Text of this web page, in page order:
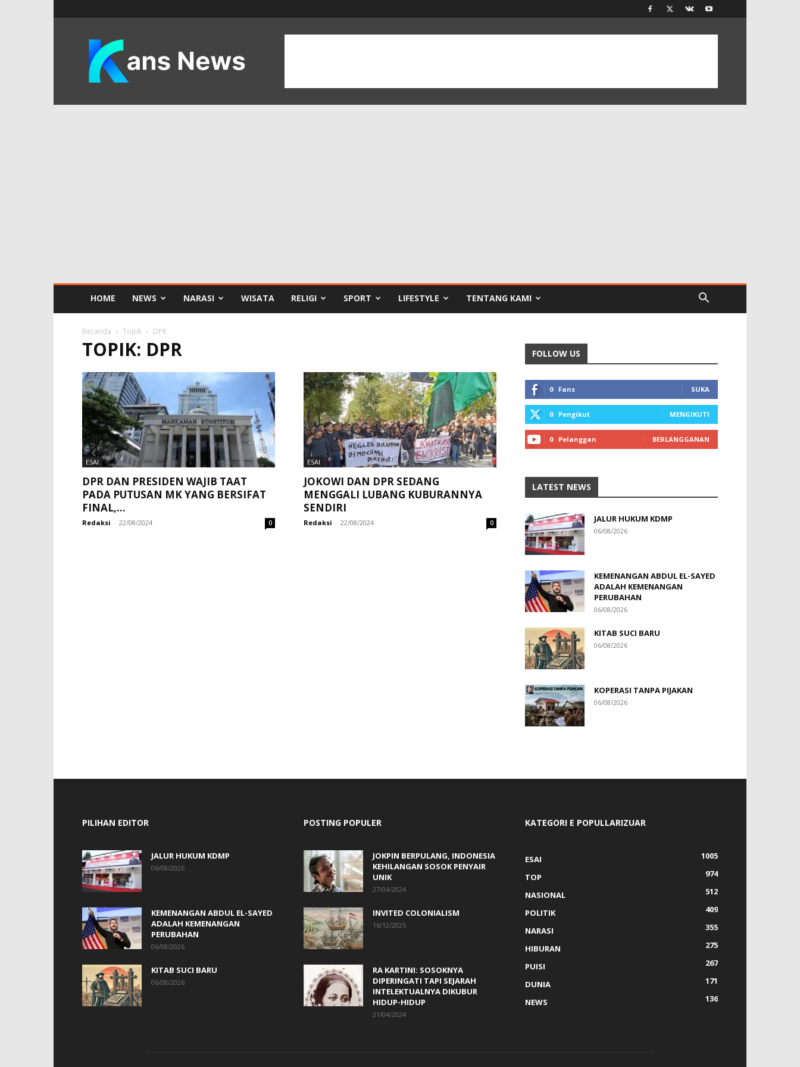
KANS
News
HOME NEWS NARASI WISATA RELIGI SPORT LIFESTYLE TENTANG KAMI
Beranda Topik DPR
TOPIK: DPR
ESAI
DPR DAN PRESIDEN WAJIB TAAT
PADA PUTUSAN MK YANG BERSIFAT
FINAL,...
Redaksi - 22/08/2024 0
ESAI
JOKOWI DAN DPR SEDANG
MENGGALI LUBANG KUBURANNYA
SENDIRI
Redaksi - 22/08/2024 0
FOLLOW US
0 Fans SUKA
0 Pengikut MENGIKUTI
0 Pelanggan BERLANGGANAN
LATEST NEWS
JALUR HUKUM KDMP
06/08/2026
KEMENANGAN ABDUL EL-SAYED
ADALAH KEMENANGAN
PERUBAHAN
06/08/2026
KITAB SUCI BARU
06/08/2026
KOPERASI TANPA PIJAKAN
06/08/2026
PILIHAN EDITOR
JALUR HUKUM KDMP
06/08/2026
KEMENANGAN ABDUL EL-SAYED
ADALAH KEMENANGAN
PERUBAHAN
06/08/2026
KITAB SUCI BARU
06/08/2026
POSTING POPULER
JOKPIN BERPULANG, INDONESIA
KEHILANGAN SOSOK PENYAIR
UNIK
27/04/2024
INVITED COLONIALISM
16/12/2025
RA KARTINI: SOSOKNYA
DIPERINGATI TAPI SEJARAH
INTELEKTUALNYA DIKUBUR
HIDUP-HIDUP
21/04/2024
KATEGORI E POPULLARIZUAR
ESAI
1005
TOP
974
NASIONAL
512
POLITIK
409
NARASI
355
HIBURAN
275
PUISI
267
DUNIA
171
NEWS
136